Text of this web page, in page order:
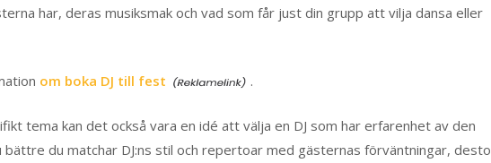
har, deras musiksmak och vad som får just din grupp att vilja dansa eller
om boka DJ till fest .
tema kan det också vara en idé att välja en DJ som har erfarenhet av den
bättre du matchar DJ:ns stil och repertoar med gästernas förväntningar, desto